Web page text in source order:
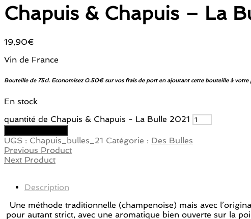
Chapuis & Chapuis – La
19,90€
Vin de France
Bouteille de 75cl. Economisez 0.50€ sur vos frais de port en ajoutant cette bouteille à votre
En stock
quantité de Chapuis & Chapuis - La Bulle 2021
UGS : Chapuis_bulles_21 Catégorie : Des Bulles
Previous Product
Next Product
Description
Une méthode traditionnelle (champenoise) mais avec
pour autant strict, avec une aromatique bien ouverte sur la